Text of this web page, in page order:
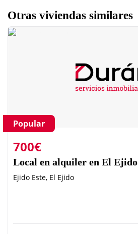
Otras viviendas similares
Popular
700€
Local en alquiler en El Ejido
Ejido Este, El Ejido